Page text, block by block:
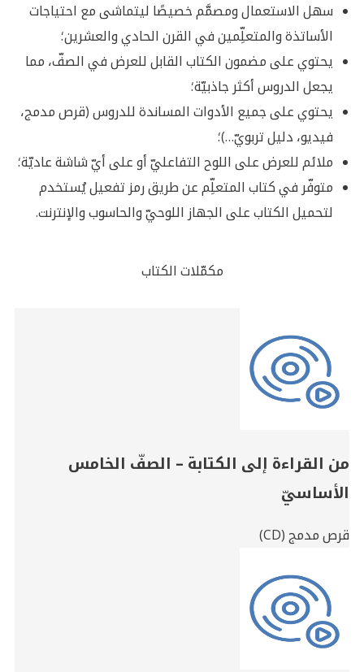
سهل الاستعمال ومصمَّم خصيصًا ليتماشى مع احتياجات
الأساتذة والمتعلِّمين في القرن الحادي والعشرين؛
يحتوي على مضمون الكتاب القابل للعرض في الصفّ، مما
يجعل الدروس أكثر جاذبيّة؛
يحتوي على جميع الأدوات المساندة للدروس (قرص مدمج،
فيديو، دليل تربويّ…)؛
ملائم للعرض على اللوح التفاعليّ أو على أيّ شاشة عاديّة؛
متوفّر في كتاب المتعلِّم عن طريق رمز تفعيل يُستخدم
لتحميل الكتاب على الجهاز اللوحيّ والحاسوب والإنترنت.
مكمّلات الكتاب
Books
من القراءة إلى الكتابة – الصفّ الخامس
الأساسيّ
قرص مدمج (CD)